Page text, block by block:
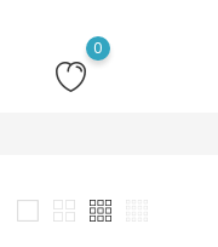
0